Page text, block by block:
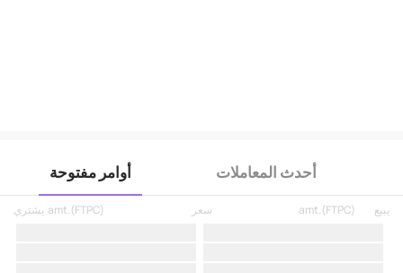
أوامر مفتوحة أحدث المعاملات
يشتري amt.(FTPC) سعر يبيع amt.(FTPC)